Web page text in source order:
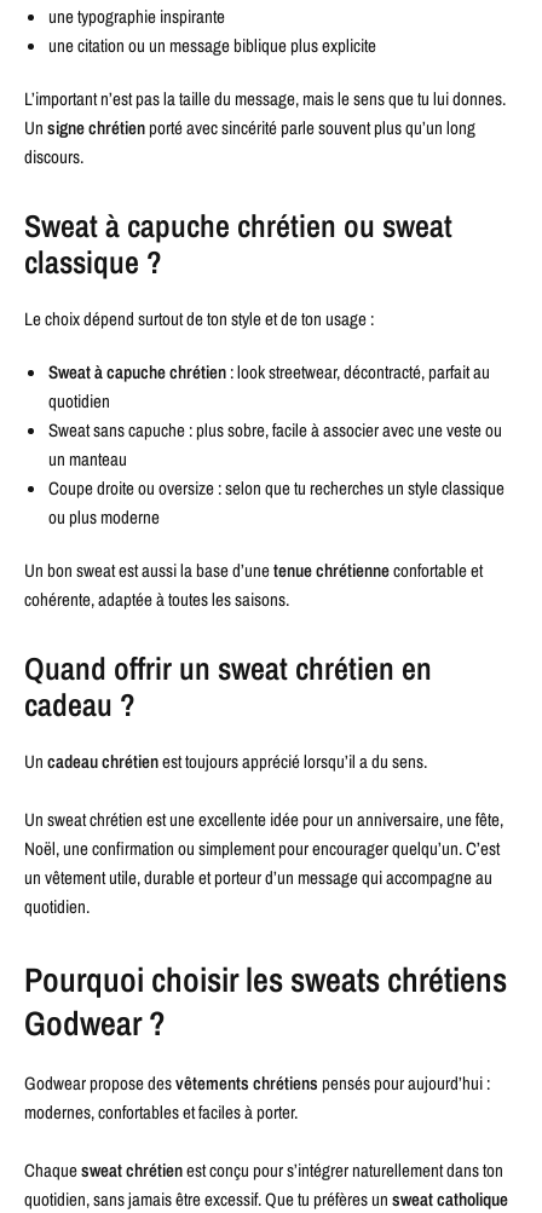
une typographie inspirante
une citation ou un message biblique plus explicite
L’important n’est pas la taille du message, mais le sens que tu lui donnes.
Unsigne chrétienporté avec sincérité parle souvent plus qu’un long
discours.
Sweat à capuche chrétien ou sweat
classique ?
Le choix dépend surtout de ton style et de ton usage :
Sweat à capuche chrétien: look streetwear, décontracté, parfait au
quotidien
Sweat sans capuche : plus sobre, facile à associer avec une veste ou
un manteau
Coupe droite ou oversize : selon que tu recherches un style classique
ou plus moderne
Un bon sweat est aussi la base d’unetenue chrétienneconfortable et
cohérente, adaptée à toutes les saisons.
Quand offrir un sweat chrétien en
cadeau ?
Uncadeau chrétienest toujours apprécié lorsqu’il a du sens.
Un sweat chrétien est une excellente idée pour un anniversaire, une fête,
Noël, une confirmation ou simplement pour encourager quelqu’un. C’est
un vêtement utile, durable et porteur d’un message qui accompagne au
quotidien.
Pourquoi choisir les sweats chrétiens
Godwear ?
Godwear propose desvêtements chrétiens pensés pour aujourd’hui :
modernes, confortables et faciles à porter.
Chaquesweat chrétienest conçu pour s’intégrer naturellement dans ton
quotidien, sans jamais être excessif. Que tu préfères unsweat catholique